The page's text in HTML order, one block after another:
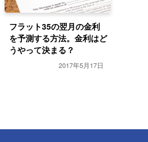
フラット35の翌月の金利
を予測する方法。金利はど
うやって決まる？
2017年5月17日